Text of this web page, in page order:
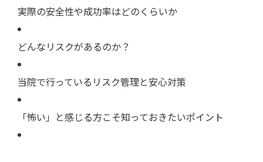
実際の安全性や成功率はどのくらいか
どんなリスクがあるのか？
当院で行っているリスク管理と安心対策
「怖い」と感じる方こそ知っておきたいポイント